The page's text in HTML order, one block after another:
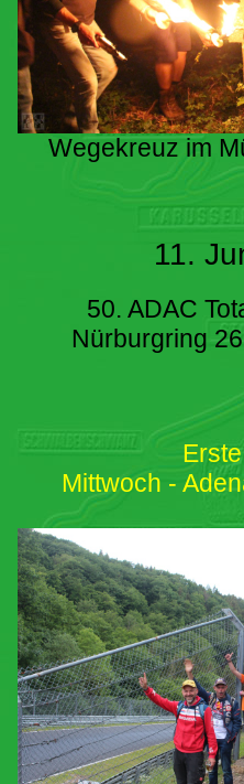
Wegekreuz im
11.
50. ADAC
Nürburgring
Mittwoch -